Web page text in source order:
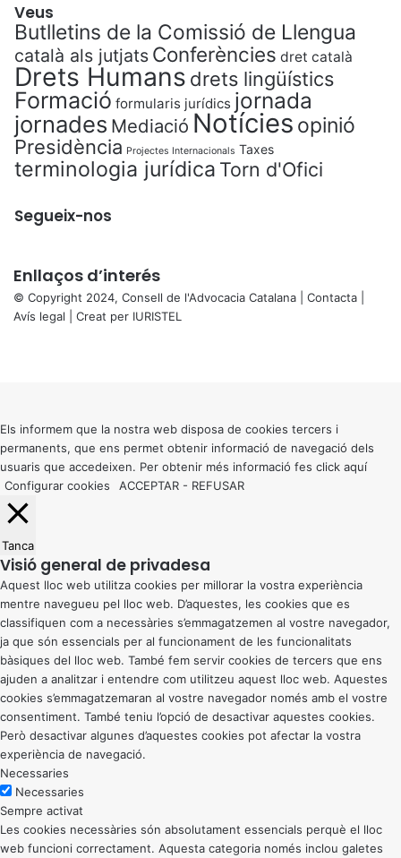
Veus
Butlletins de la Comissió de Llengua
català als jutjats Conferències dret català
Drets Humans drets lingüístics
Formació formularis jurídics jornada
jornades Mediació Notícies opinió
Presidència Projectes Internacionals Taxes
terminologia jurídica Torn d'Ofici
Segueix-nos
Enllaços d’interés
© Copyright 2024, Consell de l'Advocacia Catalana | Contacta
Avís legal | Creat per IURISTEL
button
Els informem que la nostra web disposa de cookies tercers i
permanents, que ens permet obtenir informació de navegació dels
usuaris que accedeixen. Per obtenir més informació fes click aquí
Configurar cookies
ACCEPTAR - REFUSAR
Tanca
Visió general de privadesa
Aquest lloc web utilitza cookies per millorar la vostra experiència
mentre navegueu pel lloc web. D’aquestes, les cookies que es
classifiquen com a necessàries s’emmagatzemen al vostre navegador,
ja que són essencials per al funcionament de les funcionalitats
bàsiques del lloc web. També fem servir cookies de tercers que ens
ajuden a analitzar i entendre com utilitzeu aquest lloc web. Aquestes
cookies s’emmagatzemaran al vostre navegador només amb el vostre
consentiment. També teniu l’opció de desactivar aquestes cookies.
Però desactivar algunes d’aquestes cookies pot afectar la vostra
experiència de navegació.
Necessaries
Necessaries
Sempre activat
Les cookies necessàries són absolutament essencials perquè el lloc
web funcioni correctament. Aquesta categoria només inclou galetes